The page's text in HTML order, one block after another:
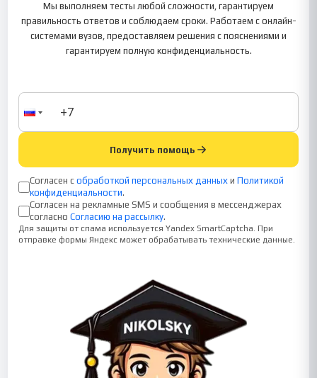
Мы выполняем тесты любой сложности, гарантируем
правильность ответов и соблюдаем сроки. Работаем с онлайн-
системами вузов, предоставляем решения с пояснениями и
гарантируем полную конфиденциальность.
Получить помощь
Согласен с обработкой персональных данных и Политикой
конфиденциальности.
Согласен на рекламные SMS и сообщения в мессенджерах
согласно Согласию на рассылку.
Для защиты от спама используется Yandex SmartCaptcha. При
отправке формы Яндекс может обрабатывать технические данные.